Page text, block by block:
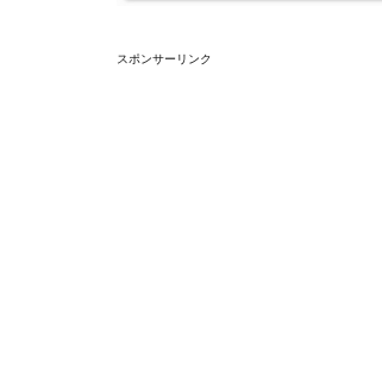
スポンサーリンク